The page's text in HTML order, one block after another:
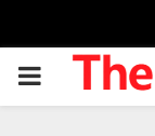
PRIMARY